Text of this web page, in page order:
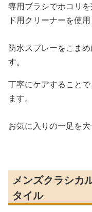
専用ブラシでホコリ
ド用クリーナーを使用
防水スプレーをこま
す。
丁寧にケアすること
ます。
お気に入りの一足を大
メンズクラシカ
タイル